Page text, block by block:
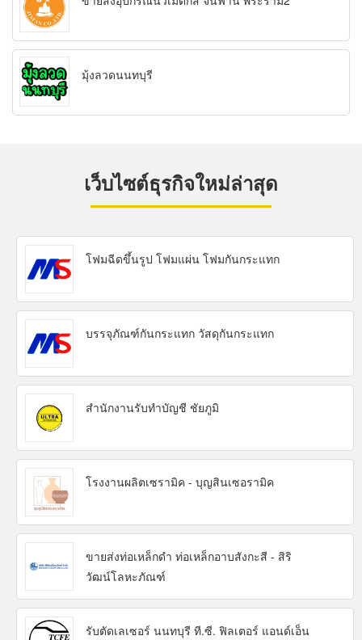
มุ้งลวดนนทบุรี
เว็บไซต์ธุรกิจใหม่ล่าสุด
โฟมฉีดขึ้นรูป โฟมแผ่น โฟมกันกระแทก
บรรจุภัณฑ์กันกระแทก วัสดุกันกระแทก
สำนักงานรับทำบัญชี ชัยภูมิ
โรงงานผลิตเซรามิค - บุญสินเซอรามิค
ขายส่งท่อเหล็กดำ ท่อเหล็กอาบสังกะสี - สิริ
วัฒน์โลหะภัณฑ์
รับตัดเลเซอร์ นนทบุรี ที.ซี. ฟิลเตอร์ แอนด์เอ็น